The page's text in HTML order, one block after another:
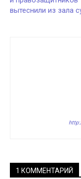
вытеснили из зала
1 КОММЕНТАРИЙ